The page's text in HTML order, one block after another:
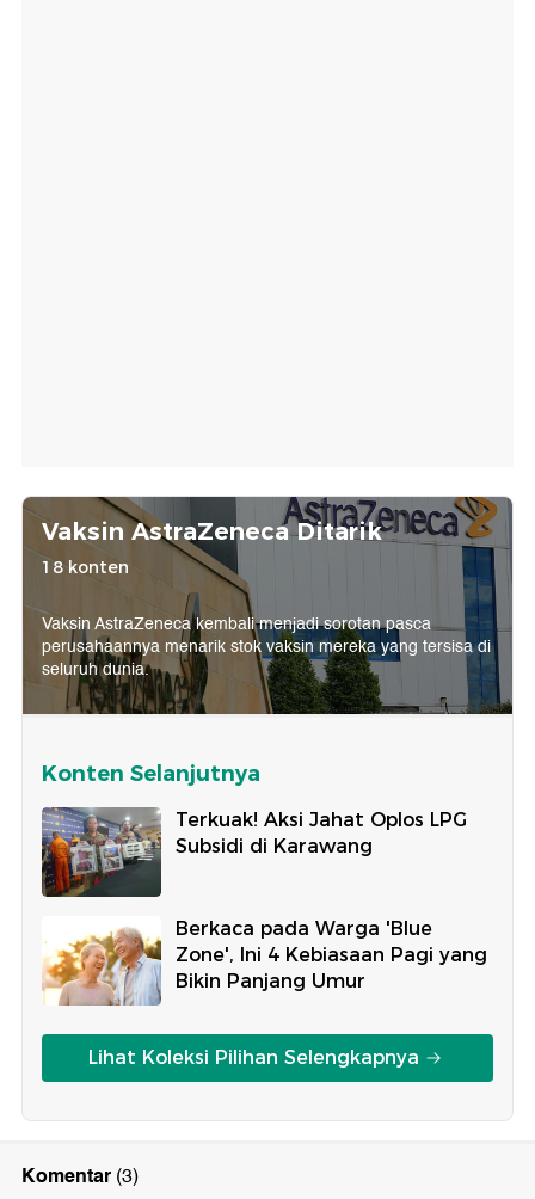
Vaksin AstraZeneca Ditarik
18 konten
Vaksin AstraZeneca kembali menjadi sorotan pasca
perusahaannya menarik stok vaksin mereka yang tersisa di
seluruh dunia.
Konten Selanjutnya
Terkuak! Aksi Jahat Oplos LPG
Subsidi di Karawang
Berkaca pada Warga 'Blue
Zone', Ini 4 Kebiasaan Pagi yang
Bikin Panjang Umur
Lihat Koleksi Pilihan Selengkapnya